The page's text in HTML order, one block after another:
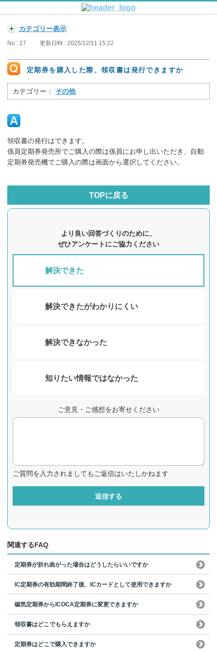
カテゴリー表示
No : 17 更新日時 : 2025/12/11 15:22
定期券を購入した際、領収書は発行できますか
カテゴリー： その他
領収書の発行はできます。
係員定期券発売所でご購入の際は係員にお申し出いただき、自動
定期券発売機でご購入の際は画面から選択してください。
TOPに戻る
より良い回答づくりのために、
ぜひアンケートにご協力ください
解決できた
解決できたがわかりにくい
解決できなかった
知りたい情報ではなかった
ご意見・ご感想をお寄せください
ご質問を入力されましてもご返信はいたしかねます
送信する
関連するFAQ
定期券が折れ曲がった場合はどうしたらいいですか
IC定期券の有効期間終了後、ICカードとして使用できますか
磁気定期券からICOCA定期券に変更できますか
領収書はどこでもらえますか
定期券はどこで購入できますか